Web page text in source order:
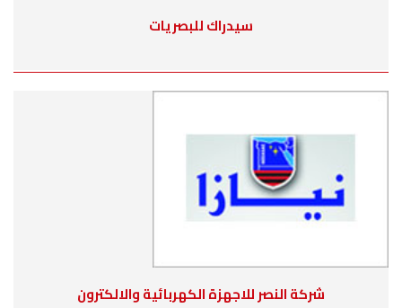
سيدراك للبصريات
شركة النصر للاجهزة الكهربائية والالكترون